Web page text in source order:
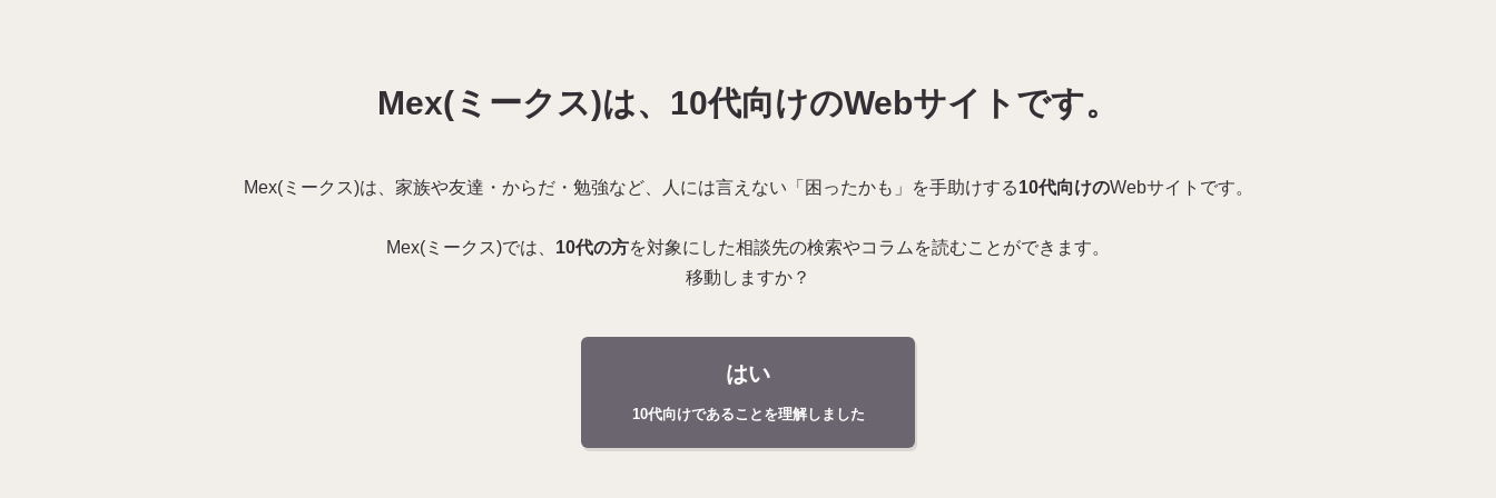
Mex(ミークス)は、10代向けのWebサイトです。
Mex(ミークス)は、 家族や友達 ・からだ・ 勉強など、 人 には言えない「 困 ったかも」を手助けする10代向けのWebサイトです。
Mex(ミークス)では、 10代の方を対象にした相談先の検索やコラムを読むことができます。
移動 しますか？
はい
10代向けであることを理解しました